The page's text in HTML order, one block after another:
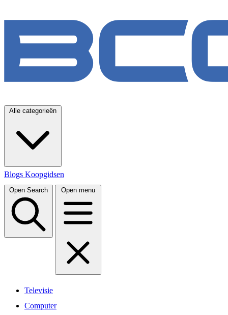
Alle categorieën
Blogs Koopgidsen
Open Search Open menu
Televisie
Computer